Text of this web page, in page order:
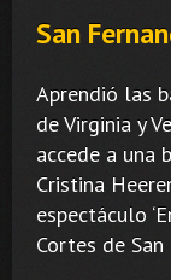
San
Aprendió las
de Virginia y
accede a una
Cristina
espectáculo
Cortes de San